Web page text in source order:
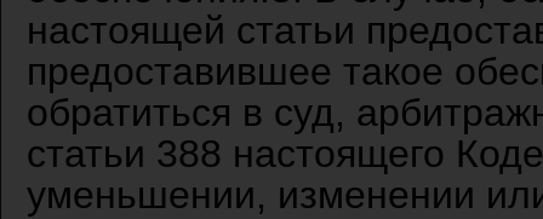
настоящей статьи
предоставившее такое
обратиться в суд,
статьи 388 настоящего
уменьшении, изменении